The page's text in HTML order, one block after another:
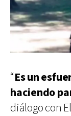
“Es un
haciendo
diálogo con